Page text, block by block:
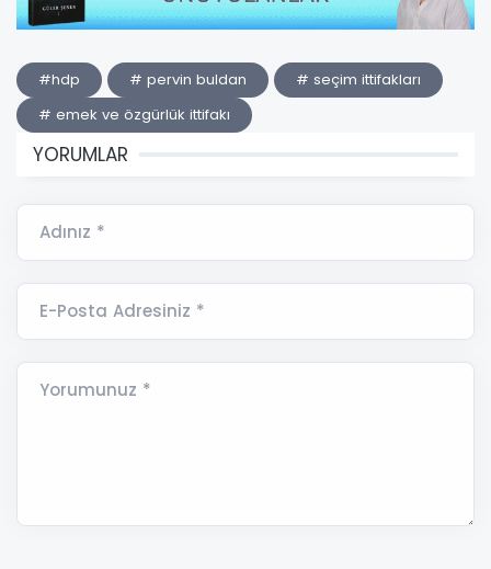
#hdp # pervin buldan
# seçim ittifakları
# emek ve özgürlük ittifakı
YORUMLAR
Adınız *
E-Posta Adresiniz *
Yorumunuz *